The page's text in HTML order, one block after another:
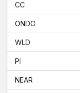
CC
ONDO
WLD
PI
NEAR